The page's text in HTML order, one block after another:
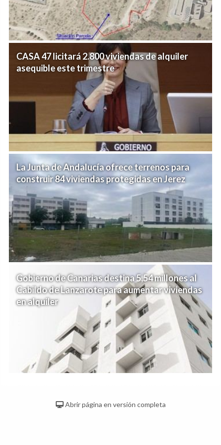
CASA 47 licitará 2.800 viviendas de alquiler
asequible este trimestre
La Junta de Andalucía ofrece terrenos para
construir 84 viviendas protegidas en Jerez
Gobierno de Canarias destina 5,54 millones al
Cabildo de Lanzarote para aumentar viviendas
en alquiler
Abrir página en versión completa